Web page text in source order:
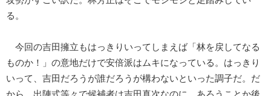
る。
今回の吉田擁立もはっきりいってしまえば「林を戻してなる
ものか！」の意地だけで安倍派はムキになっている。はっきり
いって、吉田だろうが誰だろうが構わないといった調子だ。だ
から、出陣式等々で候補者は吉田真次なのに、あろうことか後